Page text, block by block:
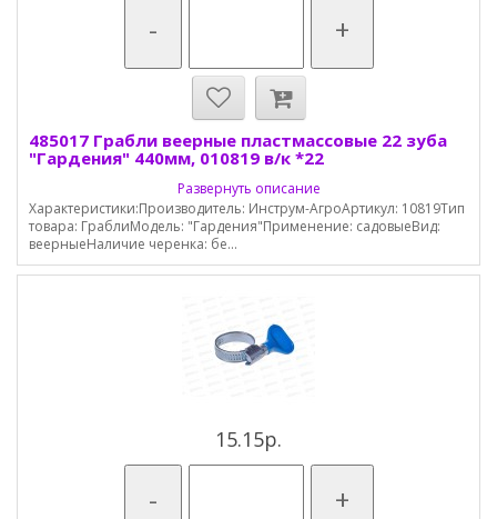
- +
485017 Грабли веерные пластмассовые 22 зуба
"Гардения" 440мм, 010819 в/к *22
Развернуть описание
Характеристики:Производитель: Инструм-АгроАртикул: 10819Тип
товара: ГраблиМодель: "Гардения"Применение: садовыеВид:
веерныеНаличие черенка: бе...
15.15р.
- +